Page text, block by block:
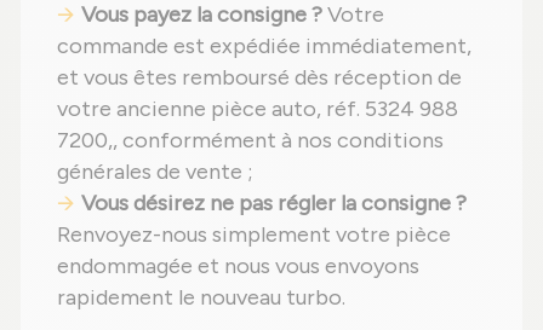
Vous payez la consigne ?Votre
commande est expédiée immédiatement,
et vous êtes remboursé dès réception de
votre ancienne pièce auto, réf. 5324 988
7200,, conformément à nos conditions
générales de vente ;
Vous désirez ne pas régler la consigne ?
Renvoyez-nous simplement votre pièce
endommagée et nous vous envoyons
rapidement le nouveau turbo.